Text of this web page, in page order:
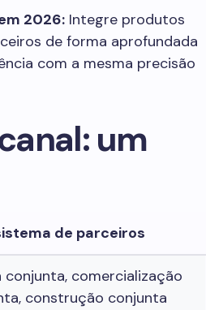
2026:Integre produtos
de forma aprofundada
com a mesma precisão
um
de parceiros
conjunta, comercialização
construção conjunta